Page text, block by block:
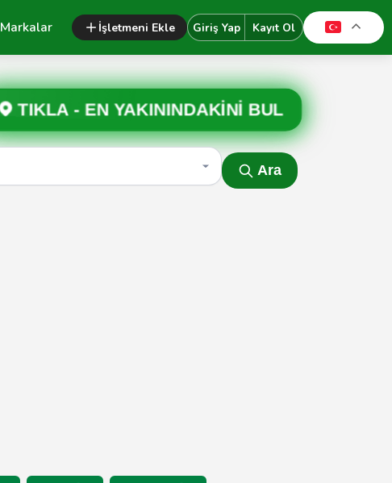
Markalar İşletmeni Ekle Giriş Yap Kayıt Ol
TIKLA - EN YAKININDAKİNİ BUL
Ara